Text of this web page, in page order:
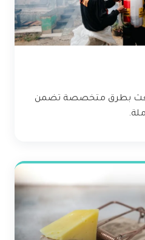
بطرق متخصصة تضمن